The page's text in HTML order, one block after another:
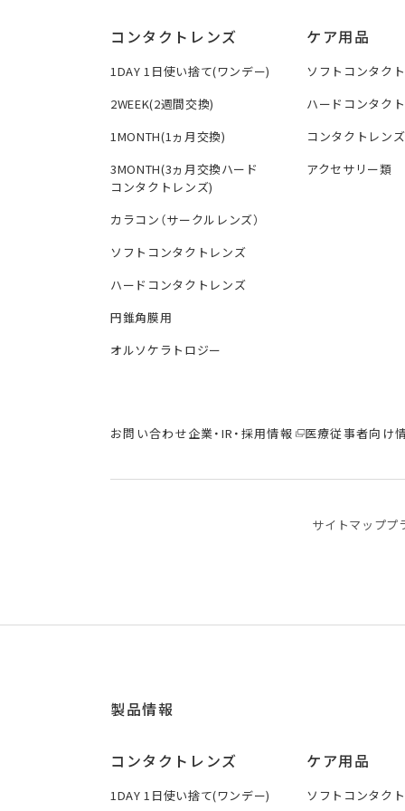
コンタクトレンズ
1DAY 1日使い捨て(ワンデー)
2WEEK(2週間交換)
1MONTH(1ヵ月交換)
3MONTH(3ヵ月交換ハード
コンタクトレンズ)
カラコン（サークルレンズ）
ソフトコンタクトレンズ
ハードコンタクトレンズ
円錐角膜用
オルソケラトロジー
ケア用品
ソフトコンタク
ハードコンタク
コンタクトレン
アクセサリー類
お問い合わせ企業・IR・採用情報 医療従事者向け
サイトマッププ
製品情報
コンタクトレンズ
1DAY 1日使い捨て(ワンデー)
ケア用品
ソフトコンタク